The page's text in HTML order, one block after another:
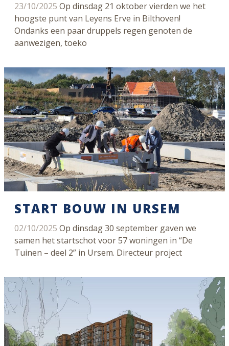
23/10/2025 Op dinsdag 21 oktober vierden we het
hoogste punt van Leyens Erve in Bilthoven!
Ondanks een paar druppels regen genoten de
aanwezigen, toeko
START BOUW IN URSEM
02/10/2025 Op dinsdag 30 september gaven we
samen het startschot voor 57 woningen in “De
Tuinen – deel 2” in Ursem. Directeur project